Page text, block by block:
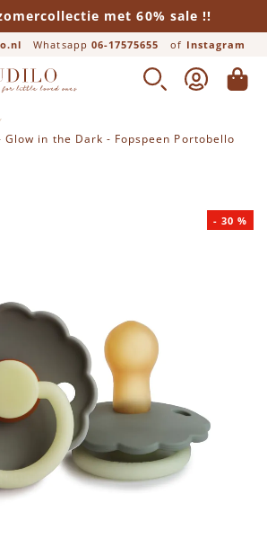
met 60% sale !!
Whatsapp 06-17575655 of Instagram
ZOEK ACCOUNT
Glow in the Dark - Fopspeen Portobello
- 30 %